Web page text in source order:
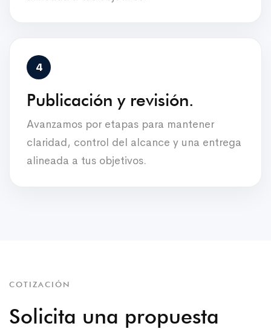
Publicación y revisión.
Avanzamos por etapas para mantener
claridad, control del alcance y una entrega
alineada a tus objetivos.
COTIZACIÓN
Solicita una propuesta